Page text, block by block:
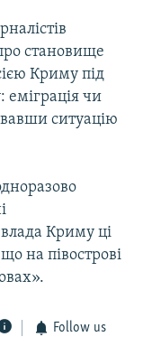
становище
Криму під
еміграція чи
ситуацію
Криму ці
на півострові
Follow us